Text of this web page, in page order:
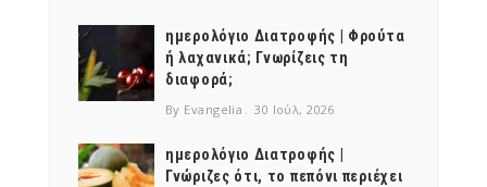
ημερολόγιο Διατροφής | Φρούτα
ή λαχανικά; Γνωρίζεις τη
διαφορά;
By Evangelia 30 Ιούλ, 2026
ημερολόγιο Διατροφής |
Γνώριζες ότι, το πεπόνι περιέχει